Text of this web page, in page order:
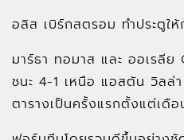
อลิส เบิร์กสตรอม ทำประตูใ
มาร์ธา ทอมาส และ ออเรลีย
ชนะ 4-1 เหนือ แอสตัน วิลล่
ตารางเป็นครั้งแรกตั้งแต่เดื